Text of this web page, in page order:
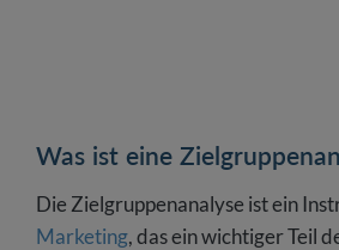
Was ist eine
Die Zielgruppenanalyse ist ein
Marketing, das ein wichtiger Teil